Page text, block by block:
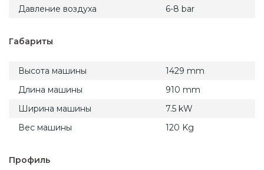
Давление воздуха
6-8 bar
Габариты
Высота машины
1429 mm
Длина машины
910 mm
Ширина машины
7.5 kW
Вес машины
120 Kg
Профиль